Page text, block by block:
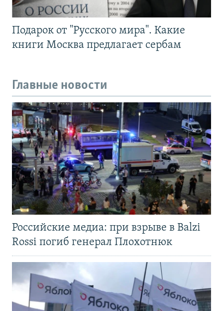
Подарок от "Русского мира". Какие
книги Москва предлагает сербам
Главные новости
Российские медиа: при взрыве в Balzi
Rossi погиб генерал Плохотнюк